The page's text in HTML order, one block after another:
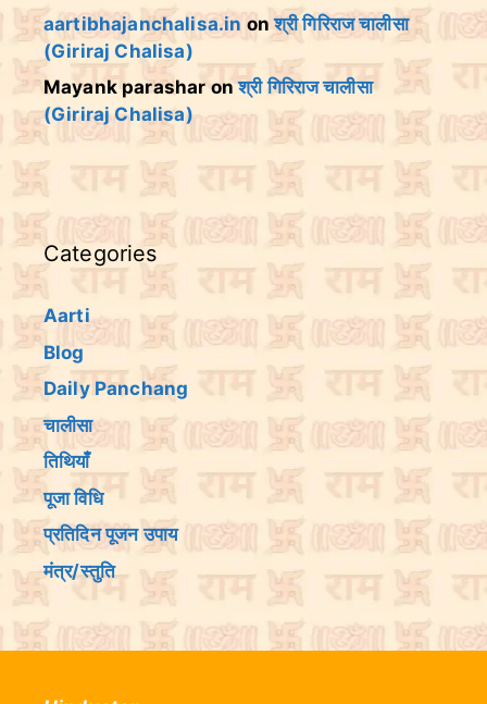
aartibhajanchalisa.in onश्री गिरिराज चालीसा
(Giriraj Chalisa)
Mayank parashar onश्री गिरिराज चालीसा
(Giriraj Chalisa)
Categories
Aarti
Blog
Daily Panchang
चालीसा
तिथियांँ
पूजा विधि
प्रतिदिन पूजन उपाय
मंत्र/स्तुति